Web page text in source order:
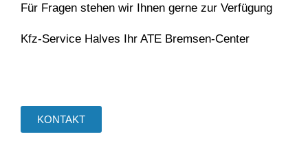
Für Fragen stehen wir Ihnen gerne zur Verfügung
Kfz-Service Halves Ihr ATE Bremsen-Center
KONTAKT